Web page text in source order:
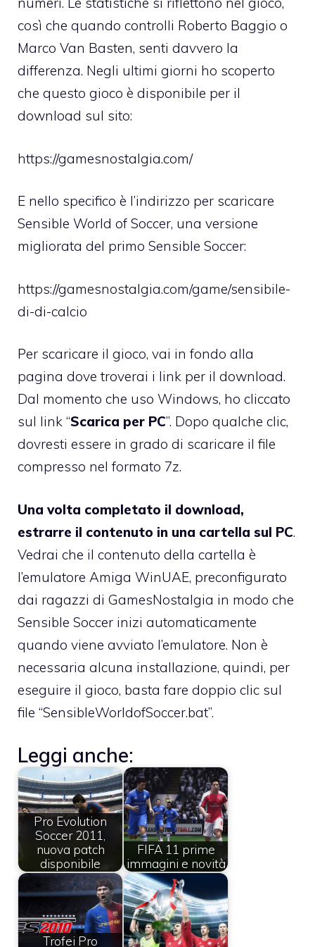
così che quando controlli Roberto Baggio o
Marco Van Basten, senti davvero la
differenza. Negli ultimi giorni ho scoperto
che questo gioco è disponibile per il
download sul sito:
https://gamesnostalgia.com/
E nello specifico è l’indirizzo per scaricare
Sensible World of Soccer, una versione
migliorata del primo Sensible Soccer:
https://gamesnostalgia.com/game/sensibile-
di-di-calcio
Per scaricare il gioco, vai in fondo alla
pagina dove troverai i link per il download.
Dal momento che uso Windows, ho cliccato
sul link “Scarica per PC”. Dopo qualche clic,
dovresti essere in grado di scaricare il file
compresso nel formato 7z.
Una volta completato il download,
estrarre il contenuto in una cartella sul PC.
Vedrai che il contenuto della cartella è
l’emulatore Amiga WinUAE, preconfigurato
dai ragazzi di GamesNostalgia in modo che
Sensible Soccer inizi automaticamente
quando viene avviato l’emulatore. Non è
necessaria alcuna installazione, quindi, per
eseguire il gioco, basta fare doppio clic sul
file “SensibleWorldofSoccer.bat”.
Leggi anche:
Pro Evolution
Soccer 2011,
nuova patch
disponibile
FIFA 11 prime
immagini e novità
Trofei Pro